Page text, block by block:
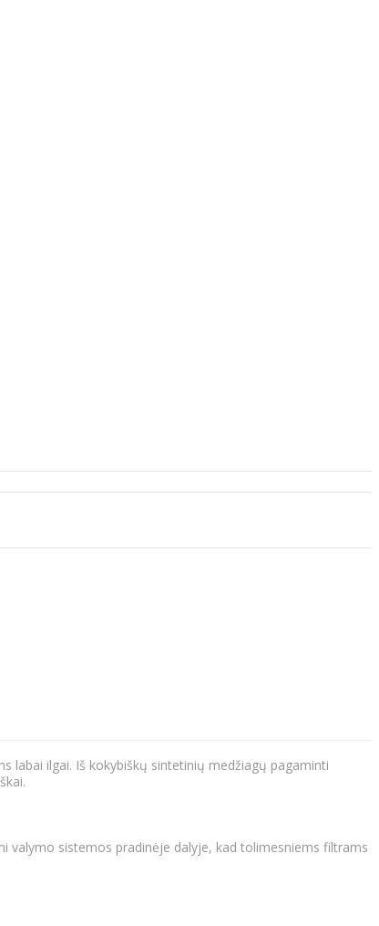
labai ilgai. Iš kokybiškų sintetinių medžiagų pagaminti
valymo sistemos pradinėje dalyje, kad tolimesniems filtrams